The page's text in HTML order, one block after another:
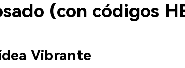
(con códigos
Vibrante